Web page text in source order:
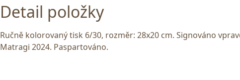
Detail položky
Ručně kolorovaný tisk 6/30, rozměr: 28x20 cm. Signováno
Matragi 2024. Paspartováno.